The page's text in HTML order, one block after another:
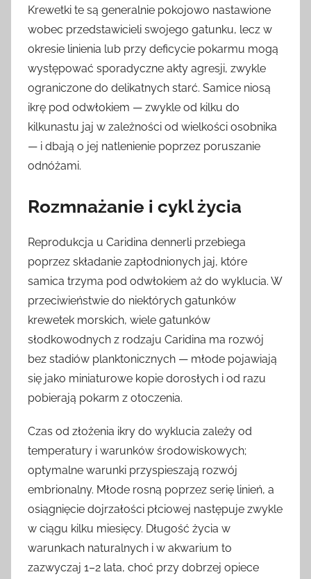
Krewetki te są generalnie pokojowo nastawione
wobec przedstawicieli swojego gatunku, lecz w
okresie linienia lub przy deficycie pokarmu mogą
występować sporadyczne akty agresji, zwykle
ograniczone do delikatnych starć. Samice niosą
ikrę pod odwłokiem — zwykle od kilku do
kilkunastu jaj w zależności od wielkości osobnika
— i dbają o jej natlenienie poprzez poruszanie
odnóżami.
Rozmnażanie i cykl życia
Reprodukcja u Caridina dennerli przebiega
poprzez składanie zapłodnionych jaj, które
samica trzyma pod odwłokiem aż do wyklucia. W
przeciwieństwie do niektórych gatunków
krewetek morskich, wiele gatunków
słodkowodnych z rodzaju Caridina ma rozwój
bez stadiów planktonicznych — młode pojawiają
się jako miniaturowe kopie dorosłych i od razu
pobierają pokarm z otoczenia.
Czas od złożenia ikry do wyklucia zależy od
temperatury i warunków środowiskowych;
optymalne warunki przyspieszają rozwój
embrionalny. Młode rosną poprzez serię linień, a
osiągnięcie dojrzałości płciowej następuje zwykle
w ciągu kilku miesięcy. Długość życia w
warunkach naturalnych i w akwarium to
zazwyczaj 1–2 lata, choć przy dobrzej opiece